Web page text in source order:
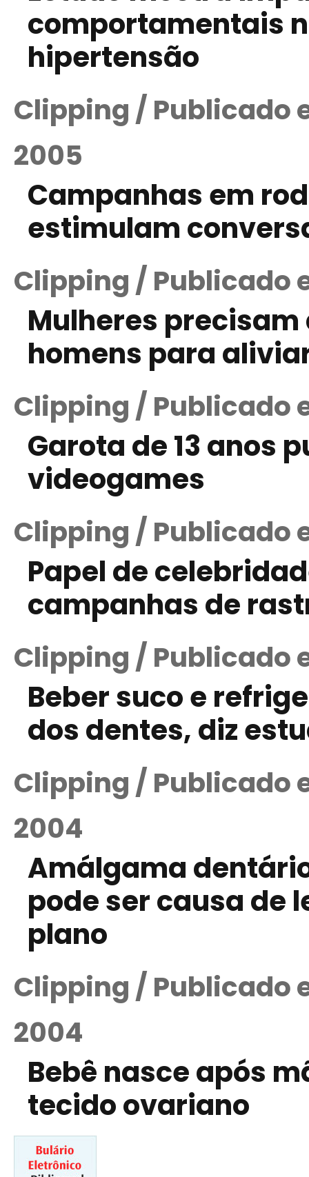
comportamentais
hipertensão
Clipping / Publicado
2005
Campanhas em
estimulam
Clipping / Publicado
Mulheres
homens para
Clipping / Publicado
Garota de 13 anos
videogames
Clipping / Publicado
Papel de
campanhas de
Clipping / Publicado
Beber suco e
dos dentes, diz
Clipping / Publicado
2004
Amálgama
pode ser causa de
plano
Clipping / Publicado
2004
Bebê nasce após
tecido ovariano